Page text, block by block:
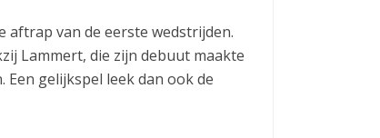
aftrap van de eerste wedstrijden.
Lammert, die zijn debuut maakte
Een gelijkspel leek dan ook de